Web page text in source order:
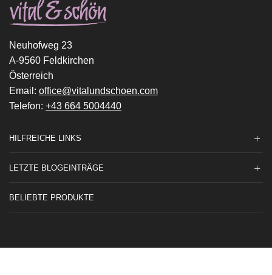
Neuhofweg 23
A-9560 Feldkirchen
Österreich
Email: office@vitalundschoen.com
Telefon: +43 664 5004440
HILFREICHE LINKS
LETZTE BLOGEINTRÄGE
BELIEBTE PRODUKTE